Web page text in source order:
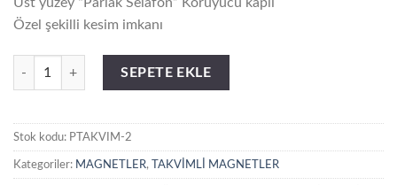
Üst yüzey “Parlak Selafon” Koruyucu kaplı
Özel şekilli kesim imkanı
PTAKVİM-MAGNET-2 adet
SEPETE EKLE
Stok kodu: PTAKVIM-2
Kategoriler: MAGNETLER, TAKVİMLİ MAGNETLER